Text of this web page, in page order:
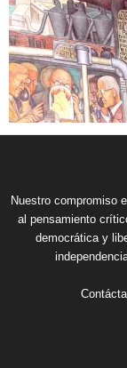
Nuestro compromiso
al pensamiento
democrática y